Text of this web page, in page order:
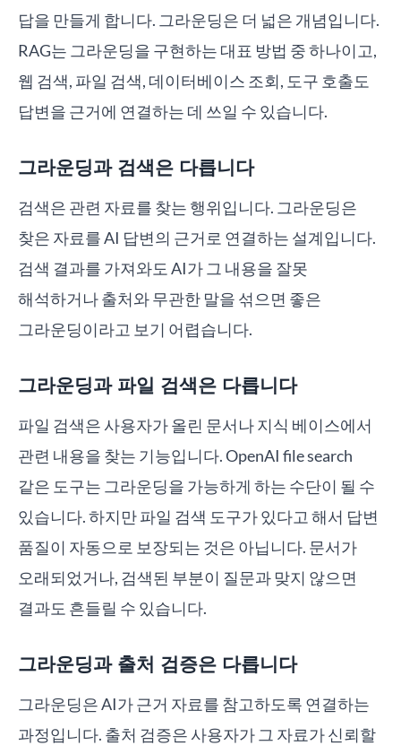
답을 만들게 합니다. 그라운딩은 더 넓은 개념입니다.
RAG는 그라운딩을 구현하는 대표 방법 중 하나이고,
웹 검색, 파일 검색, 데이터베이스 조회, 도구 호출도
답변을 근거에 연결하는 데 쓰일 수 있습니다.
그라운딩과 검색은 다릅니다
검색은 관련 자료를 찾는 행위입니다. 그라운딩은
찾은 자료를 AI 답변의 근거로 연결하는 설계입니다.
검색 결과를 가져와도 AI가 그 내용을 잘못
해석하거나 출처와 무관한 말을 섞으면 좋은
그라운딩이라고 보기 어렵습니다.
그라운딩과 파일 검색은 다릅니다
파일 검색은 사용자가 올린 문서나 지식 베이스에서
관련 내용을 찾는 기능입니다. OpenAI file search
같은 도구는 그라운딩을 가능하게 하는 수단이 될 수
있습니다. 하지만 파일 검색 도구가 있다고 해서 답변
품질이 자동으로 보장되는 것은 아닙니다. 문서가
오래되었거나, 검색된 부분이 질문과 맞지 않으면
결과도 흔들릴 수 있습니다.
그라운딩과 출처 검증은 다릅니다
그라운딩은 AI가 근거 자료를 참고하도록 연결하는
과정입니다. 출처 검증은 사용자가 그 자료가 신뢰할